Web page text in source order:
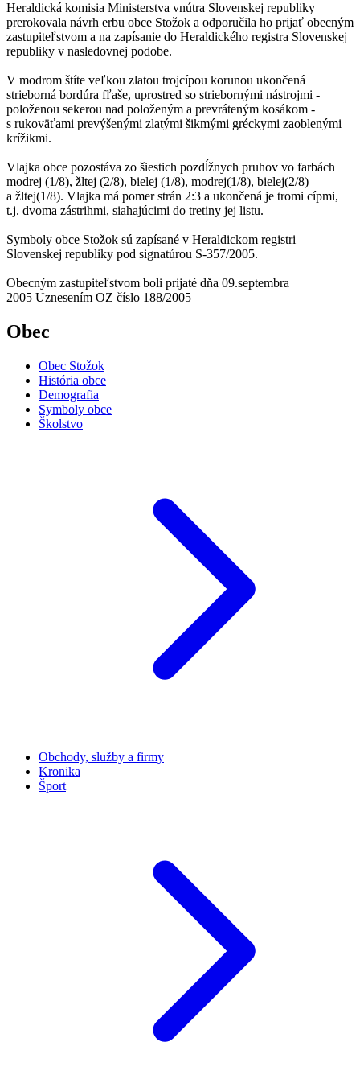
Heraldická komisia Ministerstva vnútra Slovenskej republiky
prerokovala návrh erbu obce Stožok a odporučila ho prijať obecným
zastupiteľstvom a na zapísanie do Heraldického registra Slovenskej
republiky v nasledovnej podobe.
V modrom štíte veľkou zlatou trojcípou korunou ukončená
strieborná bordúra fľaše, uprostred so striebornými nástrojmi -
položenou sekerou nad položeným a prevráteným kosákom -
s rukoväťami prevýšenými zlatými šikmými gréckymi zaoblenými
krížikmi.
Vlajka obce pozostáva zo šiestich pozdĺžnych pruhov vo farbách
modrej (1/8), žltej (2/8), bielej (1/8), modrej(1/8), bielej(2/8)
a žltej(1/8). Vlajka má pomer strán 2:3 a ukončená je tromi cípmi,
t.j. dvoma zástrihmi, siahajúcimi do tretiny jej listu.
Symboly obce Stožok sú zapísané v Heraldickom registri
Slovenskej republiky pod signatúrou S-357/2005.
Obecným zastupiteľstvom boli prijaté dňa 09.septembra
2005 Uznesením OZ číslo 188/2005
Obec
Obec Stožok
História obce
Demografia
Symboly obce
Školstvo
Obchody, služby a firmy
Kronika
Šport